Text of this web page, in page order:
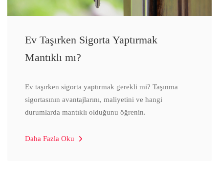
Ev Taşırken Sigorta Yaptırmak
Mantıklı mı?
Ev taşırken sigorta yaptırmak gerekli mi? Taşınma
sigortasının avantajlarını, maliyetini ve hangi
durumlarda mantıklı olduğunu öğrenin.
Daha Fazla Oku